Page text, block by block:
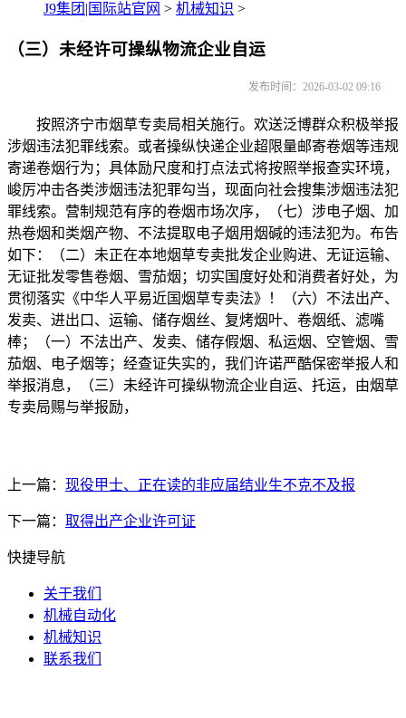
J9集团|国际站官网 > 机械知识 >
（三）未经许可操纵物流企业自运
发布时间：2026-03-02 09:16
按照济宁市烟草专卖局相关施行。欢送泛博群众积极举报
涉烟违法犯罪线索。或者操纵快递企业超限量邮寄卷烟等违规
寄递卷烟行为；具体励尺度和打点法式将按照举报查实环境，
峻厉冲击各类涉烟违法犯罪勾当，现面向社会搜集涉烟违法犯
罪线索。营制规范有序的卷烟市场次序，（七）涉电子烟、加
热卷烟和类烟产物、不法提取电子烟用烟碱的违法犯为。布告
如下：（二）未正在本地烟草专卖批发企业购进、无证运输、
无证批发零售卷烟、雪茄烟；切实国度好处和消费者好处，为
贯彻落实《中华人平易近国烟草专卖法》！（六）不法出产、
发卖、进出口、运输、储存烟丝、复烤烟叶、卷烟纸、滤嘴
棒；（一）不法出产、发卖、储存假烟、私运烟、空管烟、雪
茄烟、电子烟等；经查证失实的，我们许诺严酷保密举报人和
举报消息，（三）未经许可操纵物流企业自运、托运，由烟草
专卖局赐与举报励，
上一篇： 现役甲士、正在读的非应届结业生不克不及报
下一篇： 取得出产企业许可证
快捷导航
关于我们
机械自动化
机械知识
联系我们